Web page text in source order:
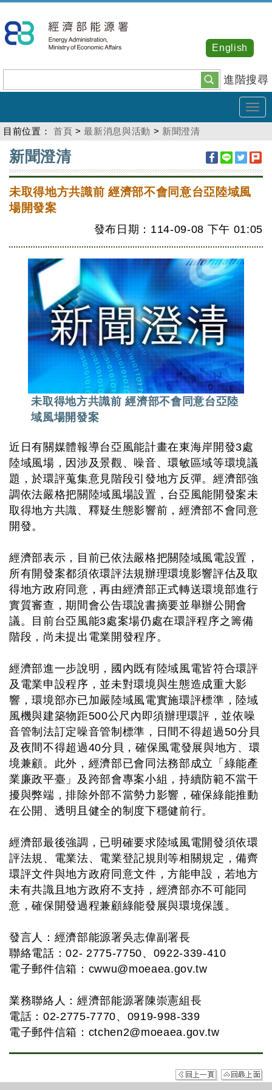
到
主
內
容
進階搜尋
English
目前位置： 首頁 >最新消息與活動 > 新聞澄清
:::
新聞澄清
未取得地方共識前 經濟部不會同意台亞陸域風
場開發案
發布日期：114-09-08 下午 01:05
未取得地方共識前 經濟部不會同意台亞陸
域風場開發案
近日有關媒體報導台亞風能計畫在東海岸開發3處
陸域風場，因涉及景觀、噪音、環敏區域等環境議
題，於環評蒐集意見階段引發地方反彈。經濟部強
調依法嚴格把關陸域風場設置，台亞風能開發案未
取得地方共識、釋疑生態影響前，經濟部不會同意
開發。
經濟部表示，目前已依法嚴格把關陸域風電設置，
所有開發案都須依環評法規辦理環境影響評估及取
得地方政府同意，再由經濟部正式轉送環境部進行
實質審查，期間會公告環說書摘要並舉辦公開會
議。目前台亞風能3處案場仍處在環評程序之籌備
階段，尚未提出電業開發程序。
經濟部進一步說明，國內既有陸域風電皆符合環評
及電業申設程序，並未對環境與生態造成重大影
響，環境部亦已加嚴陸域風電實施環評標準，陸域
風機與建築物距500公尺內即須辦理環評，並依噪
音管制法訂定噪音管制標準，日間不得超過50分貝
及夜間不得超過40分貝，確保風電發展與地方、環
境兼顧。此外，經濟部已會同法務部成立「綠能產
業廉政平臺」及跨部會專案小組，持續防範不當干
擾與弊端，排除外部不當勢力影響，確保綠能推動
在公開、透明且健全的制度下穩健前行。
經濟部最後強調，已明確要求陸域風電開發須依環
評法規、電業法、電業登記規則等相關規定，備齊
環評文件與地方政府同意文件，方能申設，若地方
未有共識且地方政府不支持，經濟部亦不可能同
意，確保開發過程兼顧綠能發展與環境保護。
發言人：經濟部能源署吳志偉副署長
聯絡電話：02- 2775-7750、0922-339-410
電子郵件信箱： cwwu@moeaea.gov.tw
業務聯絡人：經濟部能源署陳崇憲組長
電話：02-2775-7770、0919-998-339
電子郵件信箱： ctchen2@moeaea.gov.tw